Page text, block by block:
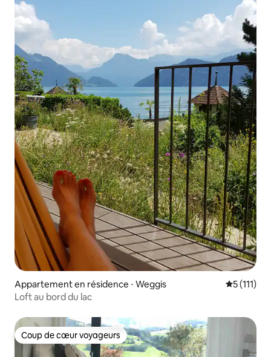
Appartement en résidence ⋅ Weggis Évaluation
5 (111)
Loft au bord du lac
Coup de cœur voyageurs
Coup de cœur voyageurs